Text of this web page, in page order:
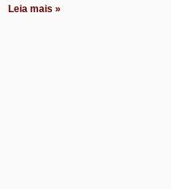
Leia mais »